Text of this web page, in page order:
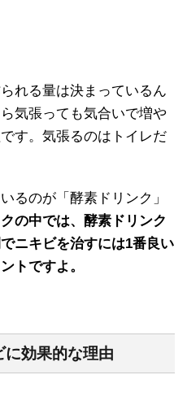
れる量は決まっているん
気張っても気合いで増や
す。気張るのはトイレだ
るのが「酵素ドリンク」
の中では、酵素ドリンク
ニキビを治すには1番良い
トですよ。
に効果的な理由